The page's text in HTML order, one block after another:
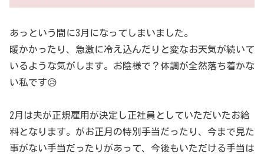
あっという間に3月になってしまいました。
暖かかったり、急激に冷え込んだりと変なお天気が続いて
いるような気がします。お陰様で？体調が全然落ち着かな
い私です😥
2月は夫が正規雇用が決定し正社員としていただいたお給
料となります。がお正月の特別手当だったり、今まで見た
事がない手当だったりがあって、今後もいただける手当は